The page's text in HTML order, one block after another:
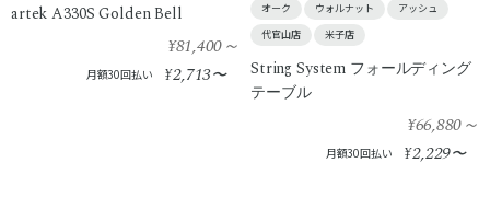
artek A330S Golden Bell
¥81,400～
月額30回払い ¥2,713〜
オーク
ウォルナット
アッシュ
代官山店
米子店
String System フォールディング
テーブル
¥66,880～
月額30回払い ¥2,229〜